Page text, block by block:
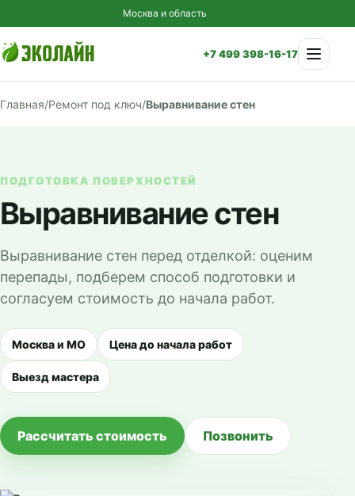
Москва и область
Меню
+7 499 398-16-17
Главная/Ремонт под ключ/Выравнивание стен
ПОДГОТОВКА ПОВЕРХНОСТЕЙ
Выравнивание стен
Выравнивание стен перед отделкой: оценим
перепады, подберем способ подготовки и
согласуем стоимость до начала работ.
Москва и МО Цена до начала работ
Выезд мастера
Рассчитать стоимость Позвонить